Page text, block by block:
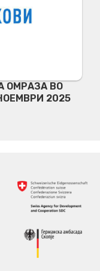
ОМРАЗА ВО
2025